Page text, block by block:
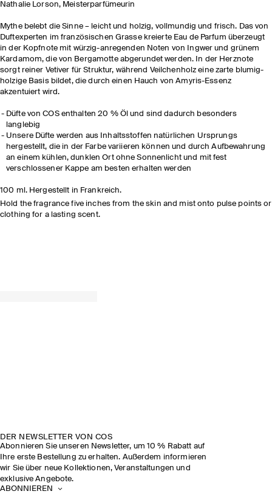
Nathalie Lorson, Meisterparfümeurin
Mythe belebt die Sinne – leicht und holzig, vollmundig und frisch. Das von
Duftexperten im französischen Grasse kreierte Eau de Parfum überzeugt
in der Kopfnote mit würzig-anregenden Noten von Ingwer und grünem
Kardamom, die von Bergamotte abgerundet werden. In der Herznote
sorgt reiner Vetiver für Struktur, während Veilchenholz eine zarte blumig-
holzige Basis bildet, die durch einen Hauch von Amyris-Essenz
akzentuiert wird.
Düfte von COS enthalten 20 % Öl und sind dadurch besonders
langlebig​
Unsere Düfte werden aus Inhaltsstoffen natürlichen Ursprungs
hergestellt, die in der Farbe variieren können und durch Aufbewahrung
an einem kühlen, dunklen Ort ohne Sonnenlicht und mit fest
verschlossener Kappe am besten erhalten werden
100 ml. Hergestellt in Frankreich.
Hold the fragrance five inches from the skin and mist onto pulse points or
clothing for a lasting scent.
ZUM
ARTIKEL
DER NEWSLETTER VON COS
Abonnieren Sie unseren Newsletter, um 10 % Rabatt auf
Ihre erste Bestellung zu erhalten. Außerdem informieren
wir Sie über neue Kollektionen, Veranstaltungen und
exklusive Angebote.
ABONNIEREN